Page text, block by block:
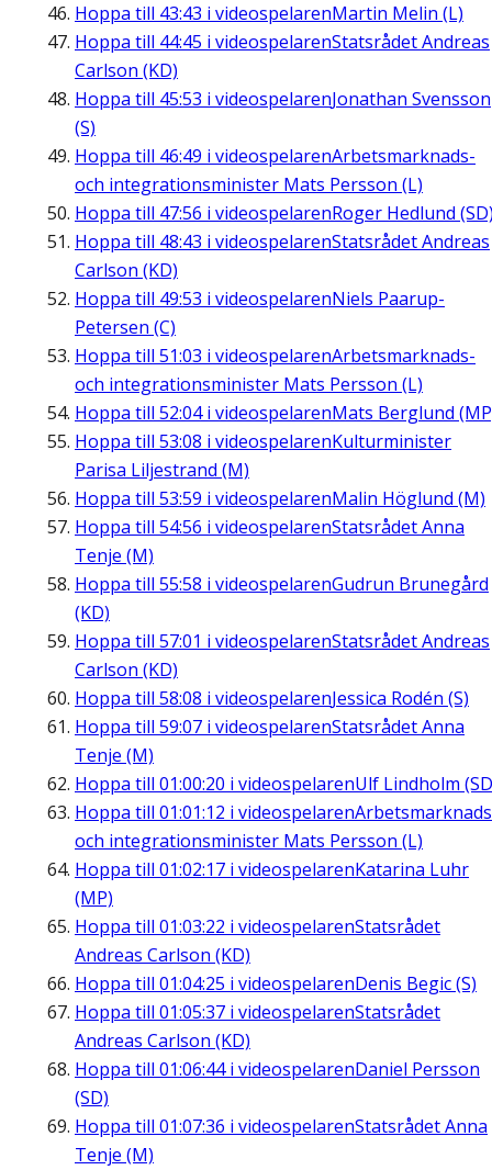
Hoppa till 43:43 i videospelarenMartin Melin (L)
Hoppa till 44:45 i videospelarenStatsrådet Andreas
Carlson (KD)
Hoppa till 45:53 i videospelarenJonathan Svensson
(S)
Hoppa till 46:49 i videospelarenArbetsmarknads-
och integrationsminister Mats Persson (L)
Hoppa till 47:56 i videospelarenRoger Hedlund
Hoppa till 48:43 i videospelarenStatsrådet Andreas
Carlson (KD)
Hoppa till 49:53 i videospelarenNiels Paarup-
Petersen (C)
Hoppa till 51:03 i videospelarenArbetsmarknads-
och integrationsminister Mats Persson (L)
Hoppa till 52:04i videospelarenMats Berglund
Hoppa till 53:08 i videospelarenKulturminister
Parisa Liljestrand (M)
Hoppa till 53:59 i videospelarenMalin Höglund (M)
Hoppa till 54:56 i videospelarenStatsrådet Anna
Tenje (M)
Hoppa till 55:58 i videospelarenGudrun Brunegård
(KD)
Hoppa till 57:01 i videospelarenStatsrådet Andreas
Carlson (KD)
Hoppa till 58:08 i videospelarenJessica Rodén (S)
Hoppa till 59:07 i videospelarenStatsrådet Anna
Tenje (M)
Hoppa till 01:00:20 i videospelarenUlf Lindholm
Hoppa till 01:01:12 i videospelaren
och integrationsminister Mats Persson (L)
Hoppa till 01:02:17 i videospelarenKatarina Luhr
(MP)
Hoppa till 01:03:22 i videospelarenStatsrådet
Andreas Carlson (KD)
Hoppa till 01:04:25 i videospelarenDenis Begic (S)
Hoppa till 01:05:37 i videospelarenStatsrådet
Andreas Carlson (KD)
Hoppa till 01:06:44i videospelarenDaniel Persson
(SD)
Hoppa till 01:07:36 i videospelarenStatsrådet Anna
Tenje (M)